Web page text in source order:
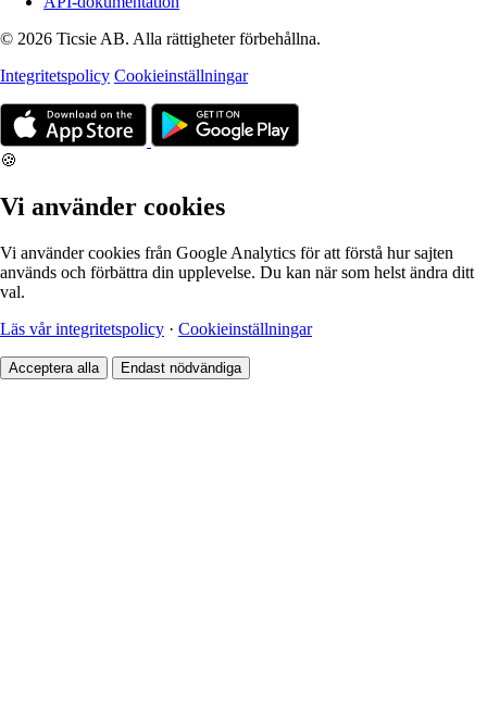
© 2026 Ticsie AB. Alla rättigheter förbehållna.
Integritetspolicy Cookieinställningar
🍪
Vi använder cookies
Vi använder cookies från Google Analytics för att förstå hur sajten
används och förbättra din upplevelse. Du kan när som helst ändra ditt
val.
Läs vår integritetspolicy · Cookieinställningar
Acceptera alla Endast nödvändiga